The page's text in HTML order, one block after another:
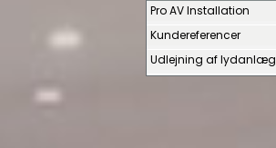
Pro AV Installation
Kundereferencer
Udlejning af lydanlæg